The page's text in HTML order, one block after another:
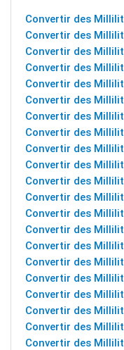
Convertir des
Convertir des
Convertir des
Convertir des
Convertir des
Convertir des
Convertir des
Convertir des
Convertir des
Convertir des
Convertir des
Convertir des
Convertir des
Convertir des
Convertir des
Convertir des
Convertir des
Convertir des
Convertir des
Convertir des
Convertir des